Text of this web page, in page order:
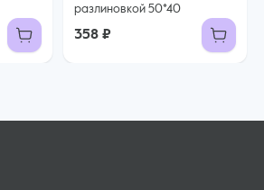
разлиновкой 50*40
358 ₽